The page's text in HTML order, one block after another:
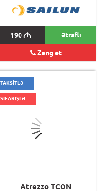
190M Ətraflı
Zəng et
TAKSİTLƏ
SİFARİŞLƏ
Atrezzo TCON